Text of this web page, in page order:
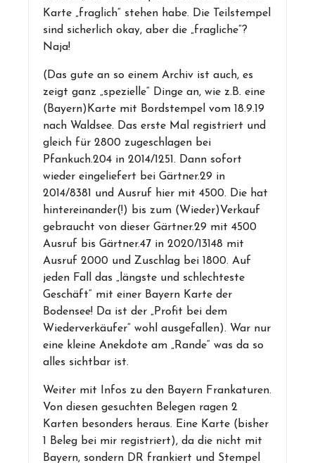
Karte „fraglich“ stehen habe. Die Teilstempel
sind sicherlich okay, aber die „fragliche“?
Naja!
(Das gute an so einem Archiv ist auch, es
zeigt ganz „spezielle“ Dinge an, wie z.B. eine
(Bayern)Karte mit Bordstempel vom 18.9.19
nach Waldsee. Das erste Mal registriert und
gleich für 2800 zugeschlagen bei
Pfankuch.204 in 2014/1251. Dann sofort
wieder eingeliefert bei Gärtner.29 in
2014/8381 und Ausruf hier mit 4500. Die hat
hintereinander(!) bis zum (Wieder)Verkauf
gebraucht von dieser Gärtner.29 mit 4500
Ausruf bis Gärtner.47 in 2020/13148 mit
Ausruf 2000 und Zuschlag bei 1800. Auf
jeden Fall das „längste und schlechteste
Geschäft“ mit einer Bayern Karte der
Bodensee! Da ist der „Profit bei dem
Wiederverkäufer“ wohl ausgefallen). War nur
eine kleine Anekdote am „Rande“ was da so
alles sichtbar ist.
Weiter mit Infos zu den Bayern Frankaturen.
Von diesen gesuchten Belegen ragen 2
Karten besonders heraus. Eine Karte (bisher
1 Beleg bei mir registriert), da die nicht mit
Bayern, sondern DR frankiert und Stempel